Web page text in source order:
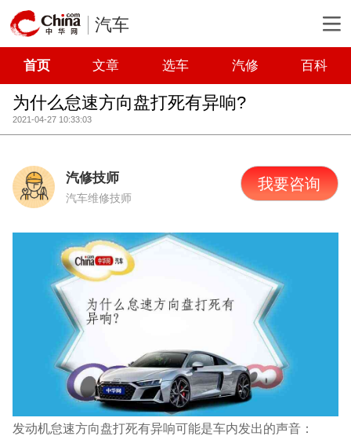
汽车
首页 文章 选车 汽修 百科
为什么怠速方向盘打死有异响?
2021-04-27 10:33:03
汽修技师
汽车维修技师
我要咨询
发动机怠速方向盘打死有异响可能是车内发出的声音：